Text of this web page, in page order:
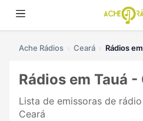
Ache Rádios Ceará Rádios
Rádios em Tauá -
Lista de emissoras de
Ceará